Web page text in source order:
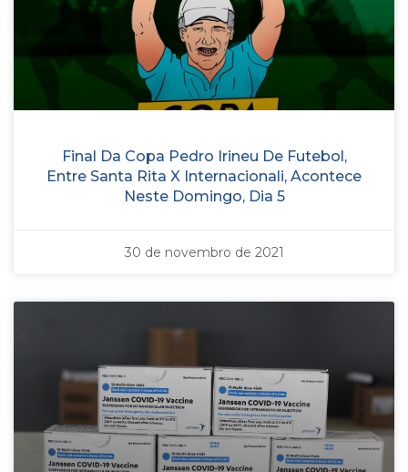
Final Da Copa Pedro Irineu De Futebol,
Entre Santa Rita X Internacionali, Acontece
Neste Domingo, Dia 5
30 de novembro de 2021